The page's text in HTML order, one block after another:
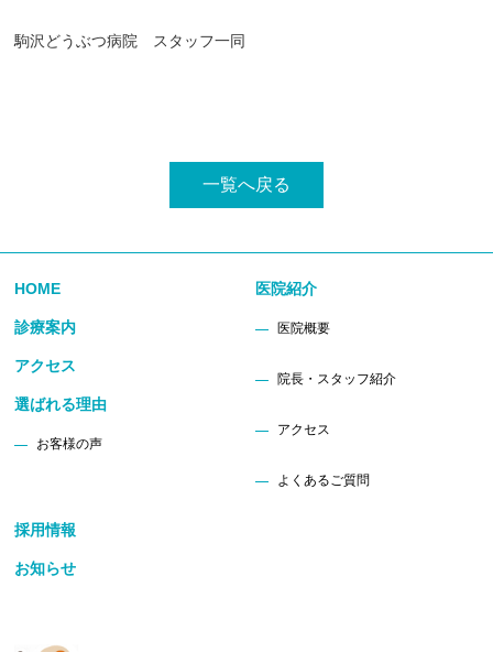
駒沢どうぶつ病院 スタッフ一同
一覧へ戻る
HOME
診療案内
アクセス
選ばれる理由
お客様の声
医院紹介
医院概要
院長・スタッフ紹介
アクセス
よくあるご質問
採用情報
お知らせ